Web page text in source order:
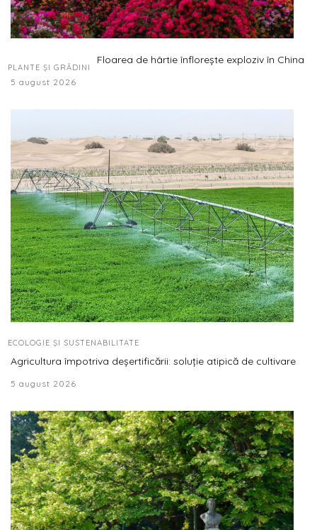
PLANTE ȘI GRĂDINI
Floarea de hârtie înflorește exploziv în China
5 august 2026
ECOLOGIE ȘI SUSTENABILITATE
Agricultura împotriva deșertificării: soluție atipică de cultivare
5 august 2026